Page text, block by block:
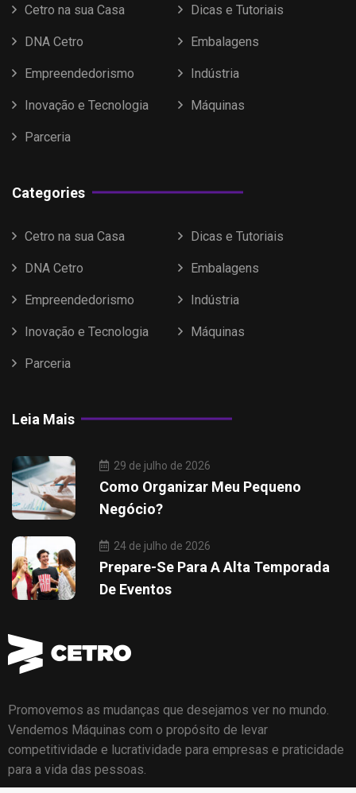
Cetro na sua Casa Dicas e Tutoriais
DNA Cetro Embalagens
Empreendedorismo Indústria
Inovação e Tecnologia Máquinas
Parceria
Categories
Cetro na sua Casa Dicas e Tutoriais
DNA Cetro Embalagens
Empreendedorismo Indústria
Inovação e Tecnologia Máquinas
Parceria
Leia Mais
29 de julho de 2026
Como Organizar Meu Pequeno
Negócio?
24 de julho de 2026
Prepare-Se Para A Alta Temporada
De Eventos
Promovemos as mudanças que desejamos ver no mundo.
Vendemos Máquinas com o propósito de levar
competitividade e lucratividade para empresas e praticidade
para a vida das pessoas.